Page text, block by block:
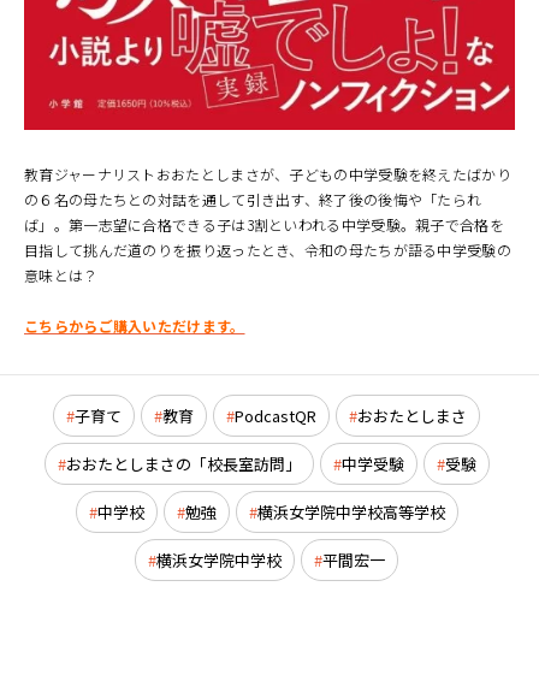
教育ジャーナリストおおたとしまさが、子どもの中学受験を終えたばかり
の６名の母たちとの対話を通して引き出す、終了後の後悔や「たられ
ば」。第一志望に合格できる子は3割といわれる中学受験。親子で合格を
目指して挑んだ道のりを振り返ったとき、令和の母たちが語る中学受験の
意味とは？
こちらからご購入いただけます。
子育て 教育 PodcastQR おおたとしまさ
おおたとしまさの「校長室訪問」 中学受験 受験
中学校 勉強 横浜女学院中学校高等学校
横浜女学院中学校 平間宏一